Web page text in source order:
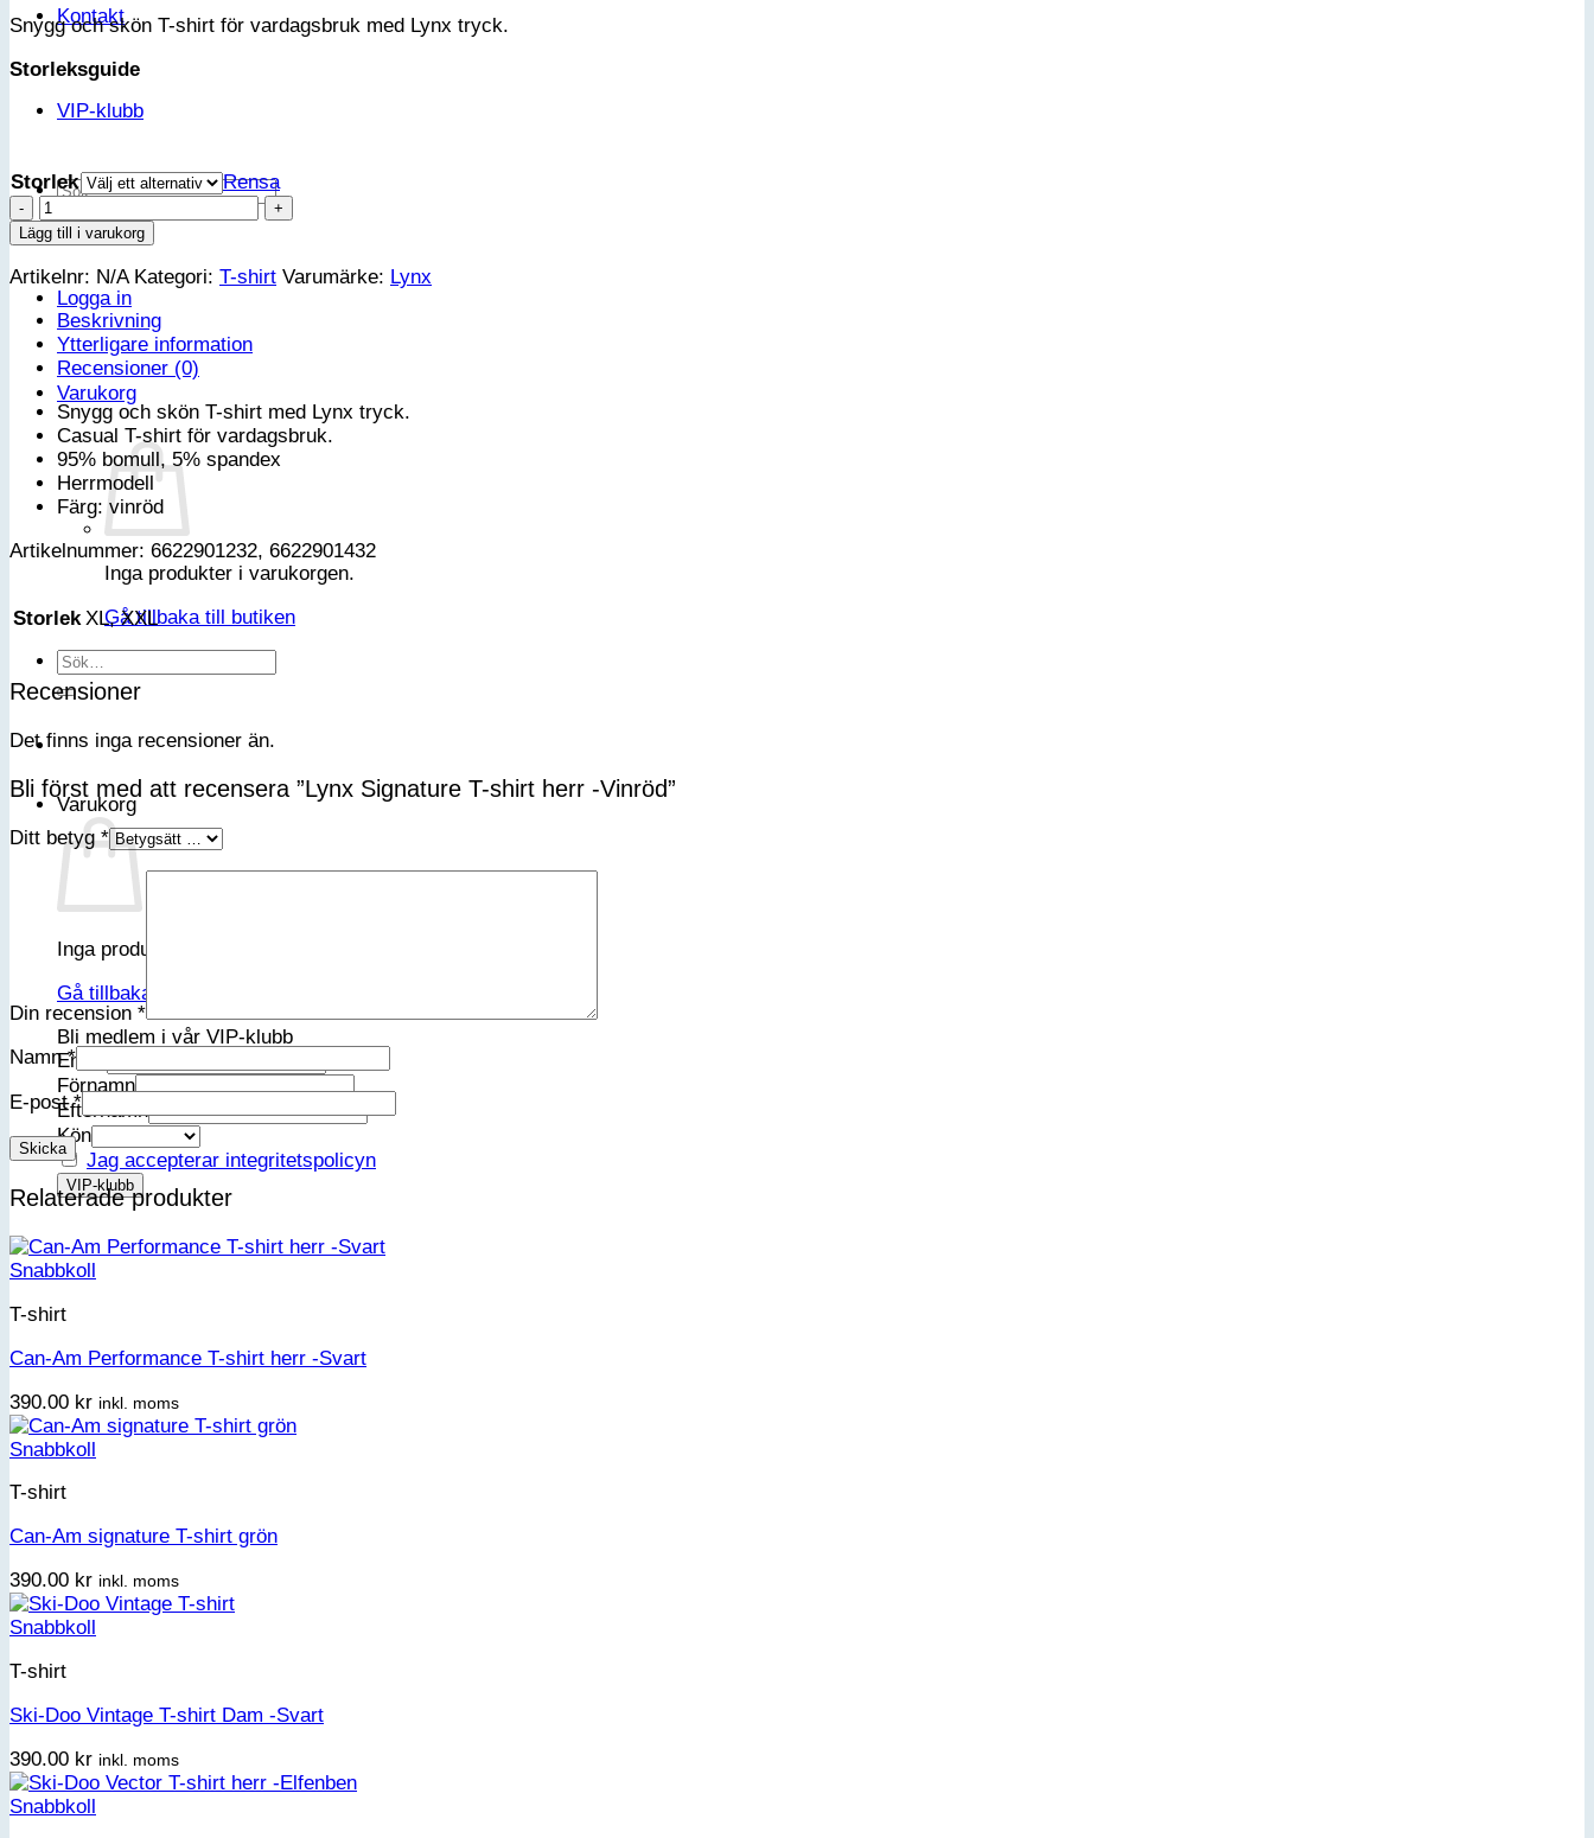
Kontakt
VIP-klubb
Sök
Logga in
Varukorg
Inga produkter i varukorgen.
Gå tillbaka till butiken
Sök
efter:
Varukorg
Inga produkter i varukorgen.
Gå tillbaka till butiken
Bli medlem i vår VIP-klubb
Email
Förnamn
Efternamn
Kön
Jag accepterar integritetspolicyn
Snygg och skön T-shirt för vardagsbruk med Lynx tryck.
Storleksguide
Storlek
Rensa
Lynx
Signature
T-
shirt
herr
-
Vinröd
mängd
Lägg till i varukorg
Artikelnr: N/A Kategori: T-shirt Varumärke: Lynx
Beskrivning
Ytterligare information
Recensioner (0)
Snygg och skön T-shirt med Lynx tryck.
Casual T-shirt för vardagsbruk.
95% bomull, 5% spandex
Herrmodell
Färg: vinröd
Artikelnummer: 6622901232, 6622901432
Storlek XL, XXL
Recensioner
Det finns inga recensioner än.
Bli först med att recensera ”Lynx Signature T-shirt herr -Vinröd”
Ditt betyg*
Din recension *
Namn*
E-post*
Relaterade produkter
Snabbkoll
T-shirt
Can-Am Performance T-shirt herr -Svart
390.00 kr inkl. moms
Snabbkoll
T-shirt
Can-Am signature T-shirt grön
390.00 kr inkl. moms
Snabbkoll
T-shirt
Ski-Doo Vintage T-shirt Dam -Svart
390.00 kr inkl. moms
Snabbkoll